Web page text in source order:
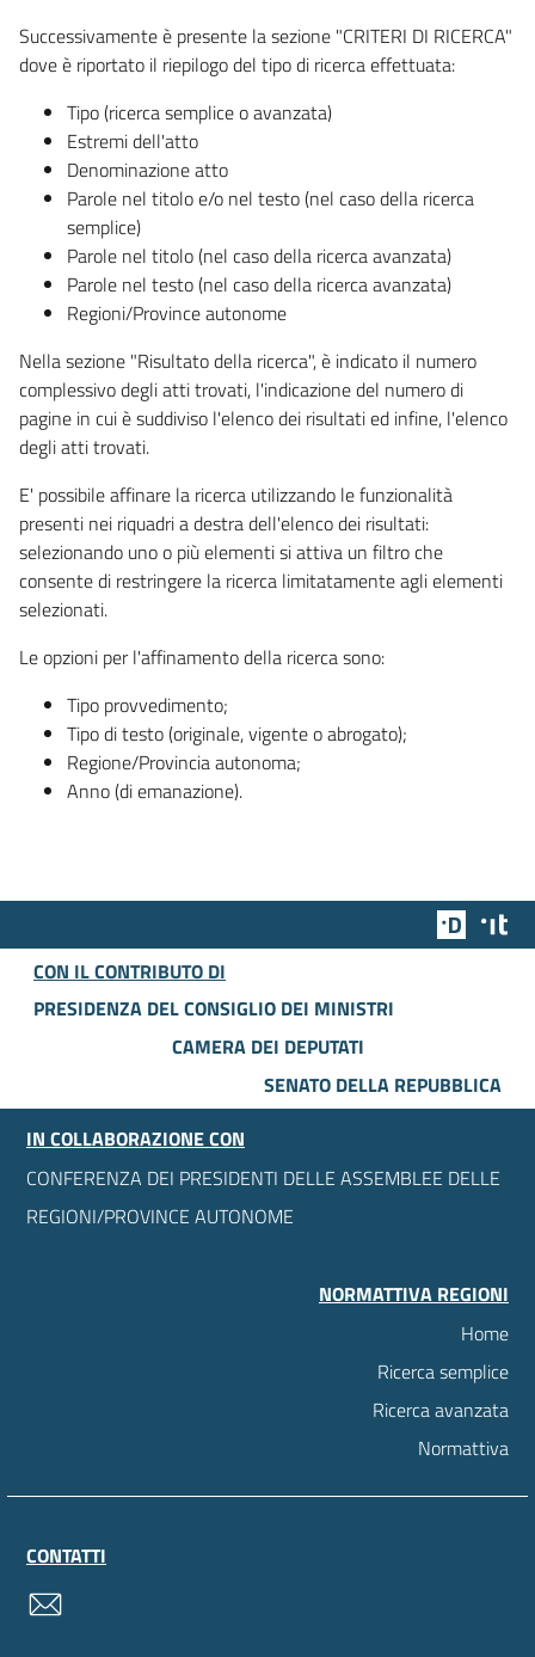
Successivamente è presente la sezione "CRITERI DI RICERCA"
dove è riportato il riepilogo del tipo di ricerca effettuata:
Tipo (ricerca semplice o avanzata)
Estremi dell'atto
Denominazione atto
Parole nel titolo e/o nel testo (nel caso della ricerca
semplice)
Parole nel titolo (nel caso della ricerca avanzata)
Parole nel testo (nel caso della ricerca avanzata)
Regioni/Province autonome
Nella sezione "Risultato della ricerca", è indicato il numero
complessivo degli atti trovati, l'indicazione del numero di
pagine in cui è suddiviso l'elenco dei risultati ed infine, l'elenco
degli atti trovati.
E' possibile affinare la ricerca utilizzando le funzionalità
presenti nei riquadri a destra dell'elenco dei risultati:
selezionando uno o più elementi si attiva un filtro che
consente di restringere la ricerca limitatamente agli elementi
selezionati.
Le opzioni per l'affinamento della ricerca sono:
Tipo provvedimento;
Tipo di testo (originale, vigente o abrogato);
Regione/Provincia autonoma;
Anno (di emanazione).
Team
CON IL CONTRIBUTO DI
PRESIDENZA DEL CONSIGLIO DEI MINISTRI
CAMERA DEI DEPUTATI
SENATO DELLA REPUBBLICA
IN COLLABORAZIONE CON
CONFERENZA DEI PRESIDENTI DELLE ASSEMBLEE DELLE
REGIONI/PROVINCE AUTONOME
NORMATTIVA REGIONI
Home
Ricerca semplice
Ricerca avanzata
Normattiva
CONTATTI